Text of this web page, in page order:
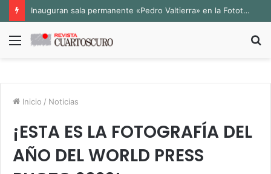
Inauguran sala permanente «Pedro Valtierra» en la Fototeca de Zacatecas
Menú
Inicio / Noticias
¡ESTA ES LA FOTOGRAFÍA DEL
AÑO DEL WORLD PRESS